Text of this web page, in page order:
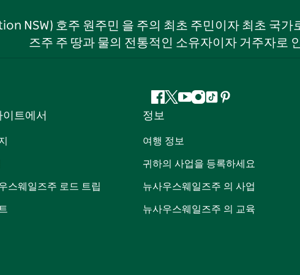
NSW) 호주 원주민 을 주의 최초 주민이자 최초 국가
즈주 주 땅과 물의 전통적인 소유자이자 거주자로
페
이
북
지
다
유 인
램
틱
핀
트
이트에서
스웨일즈주 로드 트립
정보
여행 정보
귀하의 사업을 등록하세요
뉴사우스웨일즈주 의 사업
뉴사우스웨일즈주 의 교육